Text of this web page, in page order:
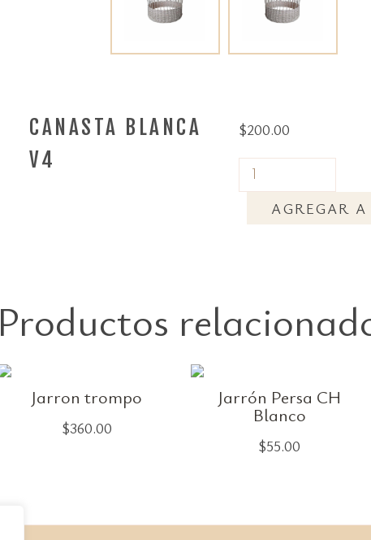
CANASTA BLANCA
V4
$200.00
AGREGAR
Productos
Jarron trompo
$360.00
Jarrón Persa CH
Blanco
$55.00